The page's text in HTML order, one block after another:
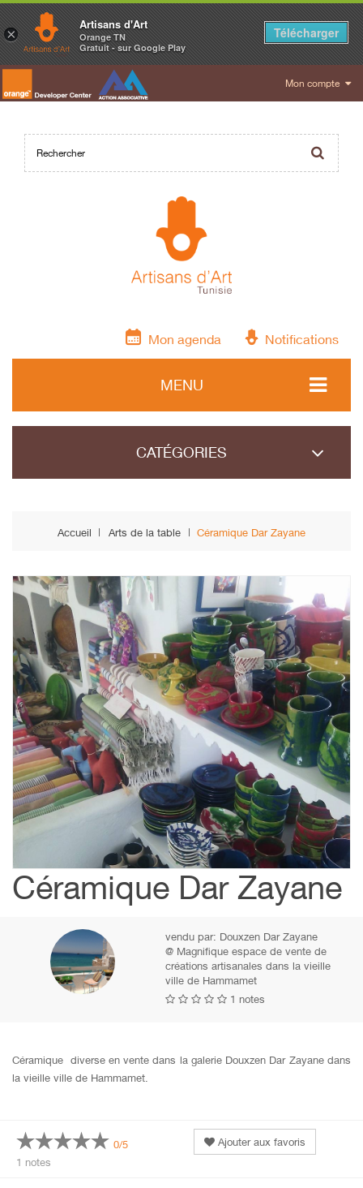
Mon compte
Mon agenda Notifications
MENU
CATÉGORIES
Accueil Arts de la table Céramique Dar Zayane
Céramique Dar Zayane
vendu par: Douxzen Dar Zayane
@ Magnifique espace de vente de
créations artisanales dans la vieille
ville de Hammamet
1 notes
Céramique diverse en vente dans la galerie Douxzen Dar Zayane dans
la vieille ville de Hammamet.
0/5
Ajouter aux favoris
1 notes
×
Artisans d'Art
Orange TN
Gratuit - sur Google Play
Télécharger